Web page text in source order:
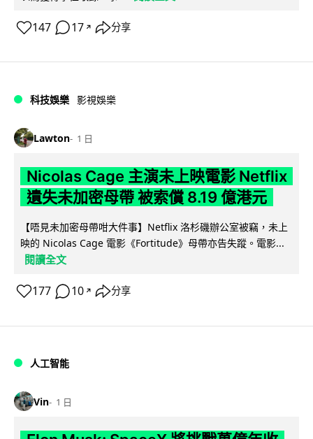
147 17 ↗ 分享
科技娛樂 影視娛樂
Lawton 1 日
Nicolas Cage 主演未上映電影 Netflix
遺失未加密母帶 被索償 8.19 億港元
【唔見未加密母帶咁大件事】Netflix 洛杉磯辦公室被竊，未上
映的 Nicolas Cage 電影《Fortitude》母帶亦告失蹤。電影...
閱讀全文
177 10 ↗ 分享
人工智能
Vin 1 日